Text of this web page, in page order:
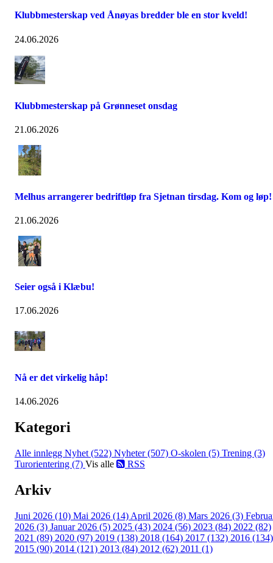
Klubbmesterskap ved Ånøyas bredder ble en stor kveld!
24.06.2026
Klubbmesterskap på Grønneset onsdag
21.06.2026
Melhus arrangerer bedriftløp fra Sjetnan tirsdag. Kom og løp!
21.06.2026
Seier også i Klæbu!
17.06.2026
Nå er det virkelig håp!
14.06.2026
Kategori
Alle innlegg Nyhet (522) Nyheter (507) O-skolen (5) Trening (3)
Turorientering (7) Vis alle RSS
Arkiv
Juni 2026 (10) Mai 2026 (14) April 2026 (8) Mars 2026 (3)
2026 (3) Januar 2026 (5) 2025 (43) 2024 (56) 2023 (84) 2022 (82)
2021 (89) 2020 (97) 2019 (138) 2018 (164) 2017 (132) 2016 (134)
2015 (90) 2014 (121) 2013 (84) 2012 (62) 2011 (1)